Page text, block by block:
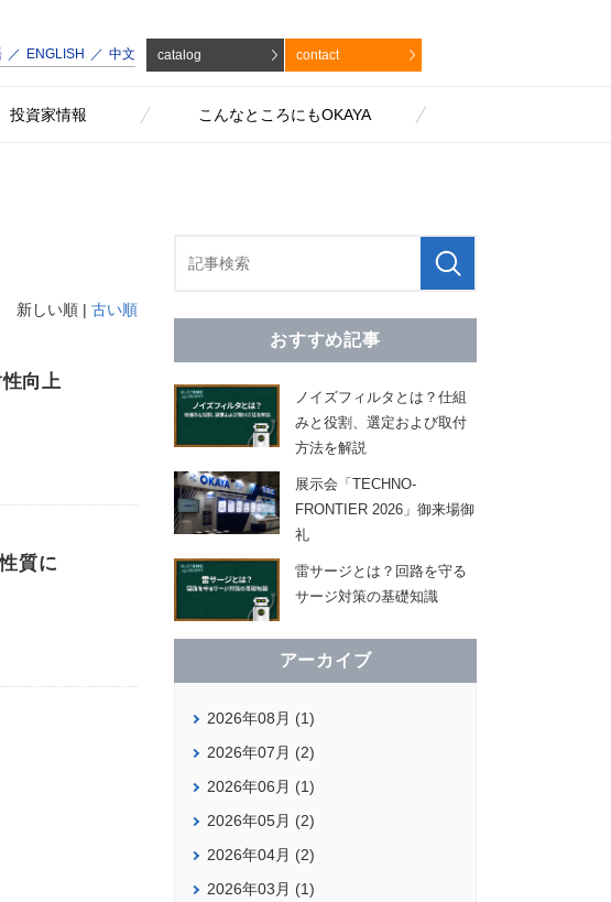
ENGLISH 中文 catalog contact
投資家情報 こんなところにもOKAYA
新しい順 | 古い順
向上
質に
おすすめ記事
ノイズフィルタとは？仕組
みと役割、選定および取付
方法を解説
展示会「TECHNO-
FRONTIER 2026」御来場御
礼
雷サージとは？回路を守る
サージ対策の基礎知識
アーカイブ
2026年08月 (1)
2026年07月 (2)
2026年06月 (1)
2026年05月 (2)
2026年04月 (2)
2026年03月 (1)